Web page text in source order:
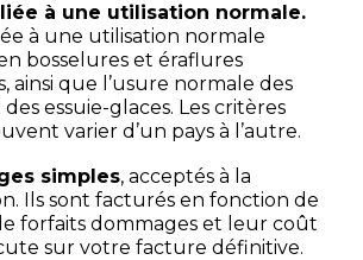
liée à une utilisation normale.
à une utilisation normale
bosselures et éraflures
ainsi que l’usure normale des
essuie-glaces. Les critères
varier d’un pays à l’autre.
simples, acceptés à la
Ils sont facturés en fonction de
forfaits dommages et leur coût
sur votre facture définitive.